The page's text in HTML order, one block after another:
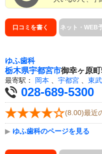
口コミを書く ネット・WEB
ゆふ歯科
栃木県宇都宮市御幸ヶ原
最寄駅： 岡本 宇都宮 東
028-689-5300
(8.00)最近
▶ ゆふ歯科のページを見る